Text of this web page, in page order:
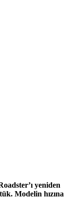
yeniden
Modelin hızına